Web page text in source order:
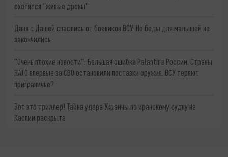
охотятся "живые дроны"
Даня с Дашей спаслись от боевиков ВСУ. Но беды для малышей не
закончились
"Очень плохие новости": Большая ошибка Palantir в России. Страны
НАТО впервые за СВО остановили поставки оружия. ВСУ теряют
приграничье?
Вот это триллер! Тайна удара Украины по иранскому судну на
Каспии раскрыта